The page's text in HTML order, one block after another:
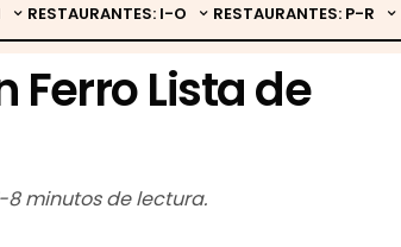
RESTAURANTES: I-O RESTAURANTES: P-R
Ferro Lista de
8 minutos de lectura.